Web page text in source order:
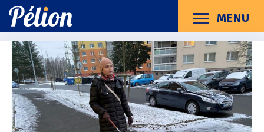
Přejít
na
štítky
Přejít
na
kategorie
Přejít
na
obsah
MENU
Menu
Články
Příručky O Pélionu
Kontakt
Kategorie článků
Dotazníky(3)
Hardware
(163)
Články
z
kategorie
NOA